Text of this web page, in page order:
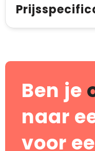
Ben je
naar
voor